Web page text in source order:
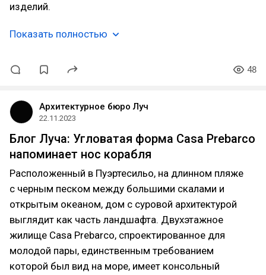
изделий.
Показать полностью
48
Архитектурное бюро Луч
22.11.2023
Блог Луча: Угловатая форма Casa Prebarco
напоминает нос корабля
Расположенный в Пуэртесильо, на длинном пляже
с черным песком между большими скалами и
открытым океаном, дом с суровой архитектурой
выглядит как часть ландшафта. Двухэтажное
жилище Casa Prebarco, спроектированное для
молодой пары, единственным требованием
которой был вид на море, имеет консольный